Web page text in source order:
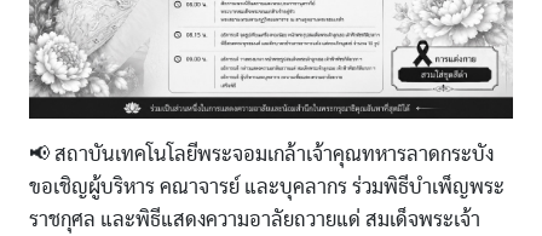
📢 สถาบันเทคโนโลยีพระจอมเกล้าเจ้าคุณทหารลาดกระบัง
ขอเชิญผู้บริหาร คณาจารย์ และบุคลากร ร่วมพิธีบำเพ็ญพระ
ราชกุศล และพิธีแสดงความอาลัยถวายแด่ สมเด็จพระเจ้า